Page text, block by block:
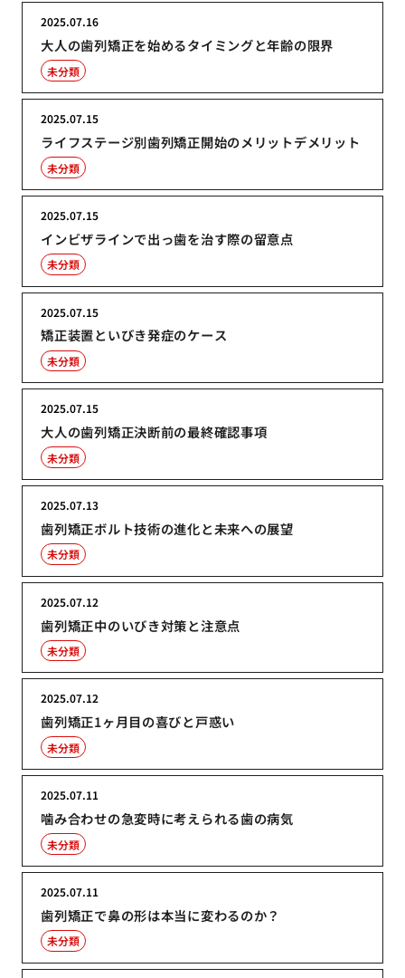
大人の歯列矯正を始めるタイミングと年齢の限界
2025.07.16
未分類
ライフステージ別歯列矯正開始のメリットデメリット
2025.07.15
未分類
インビザラインで出っ歯を治す際の留意点
2025.07.15
未分類
矯正装置といびき発症のケース
2025.07.15
未分類
大人の歯列矯正決断前の最終確認事項
2025.07.15
未分類
歯列矯正ボルト技術の進化と未来への展望
2025.07.13
未分類
歯列矯正中のいびき対策と注意点
2025.07.12
未分類
歯列矯正1ヶ月目の喜びと戸惑い
2025.07.12
未分類
噛み合わせの急変時に考えられる歯の病気
2025.07.11
未分類
歯列矯正で鼻の形は本当に変わるのか？
2025.07.11
未分類